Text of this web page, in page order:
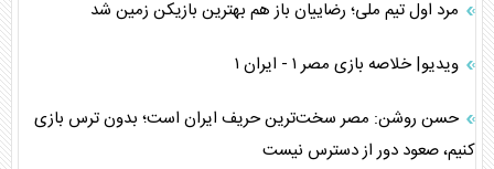
مرد اول تیم ملی؛ رضاییان باز هم بهترین بازیکن زمین شد
ویدیو| خلاصه بازی مصر ۱ - ایران ۱
حسن روشن: مصر سخت‌ترین حریف ایران است؛ بدون ترس بازی
کنیم، صعود دور از دسترس نیست